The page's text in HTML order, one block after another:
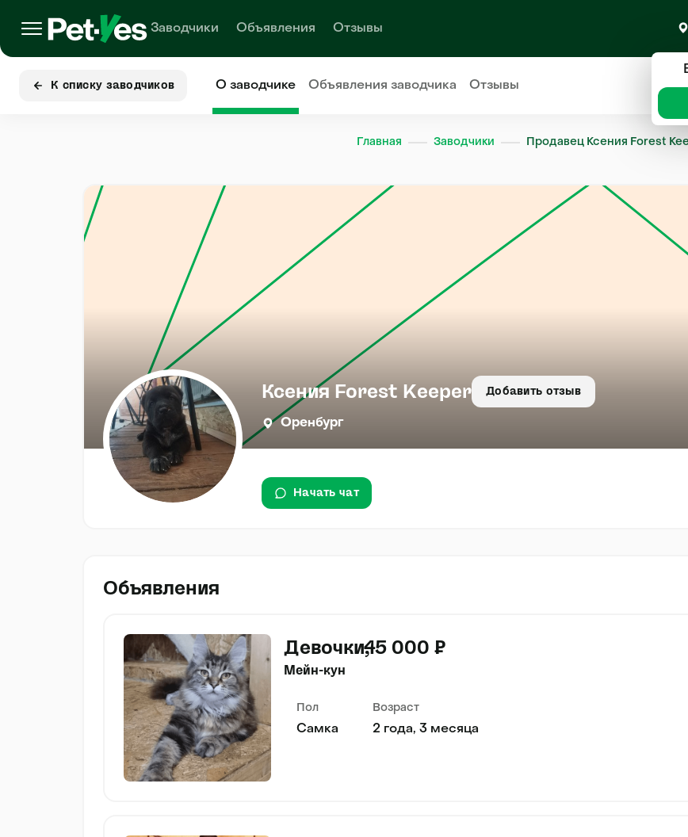
Заводчики Объявления Отзывы
К списку заводчиков О заводчике Объявлениязаводчика Отзывы
Главная Заводчики Продавец Ксения Forest
Ксения Forest Keeper Добавить отзыв
Оренбург
Начать чат
Объявления
Девочки45 000 ₽
Мейн-кун
Пол
Самка
Возраст
2 года, 3 месяца